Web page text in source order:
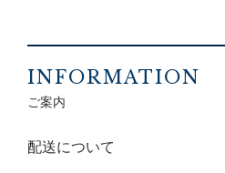
INFORMATION
ご案内
配送について